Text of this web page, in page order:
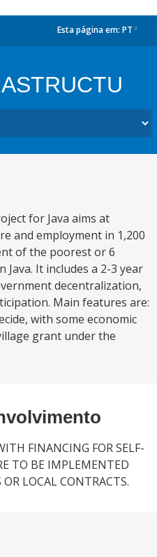
Esta página em: PT
for Java aims at
and employment in 1,200
of the poorest or 6
It includes a 2-3 year
decentralization,
Main features are:
with some economic
grant under the
FINANCING FOR SELF-
TO BE IMPLEMENTED
LOCAL CONTRACTS.